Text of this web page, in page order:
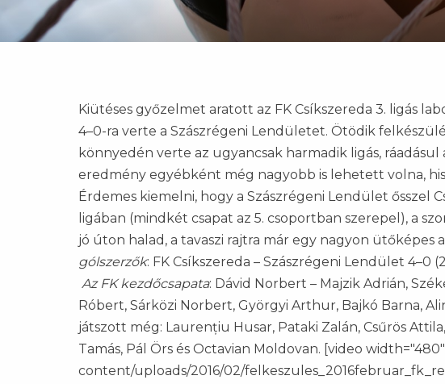
Kiütéses győzelmet aratott az FK Csíkszereda 3. ligás
4–0-ra verte a Szászrégeni Lendületet. Ötödik
könnyedén verte az ugyancsak harmadik ligás,
eredmény egyébként még nagyobb is lehetett volna,
Érdemes kiemelni, hogy a Szászrégeni Lendület ősszel
ligában (mindkét csapat az 5. csoportban szerepel), a
jó úton halad, a tavaszi rajtra már egy nagyon ütőképes
gólszerzők: FK Csíkszereda – Szászrégeni Lendület 4–0
Az FK kezdőcsapata: Dávid Norbert – Majzik Adrián,
Róbert, Sárközi Norbert, Györgyi Arthur, Bajkó Barna,
játszott még: Laurențiu Husar, Pataki Zalán, Csűrös
Tamás, Pál Örs és Octavian Moldovan. [video
content/uploads/2016/02/